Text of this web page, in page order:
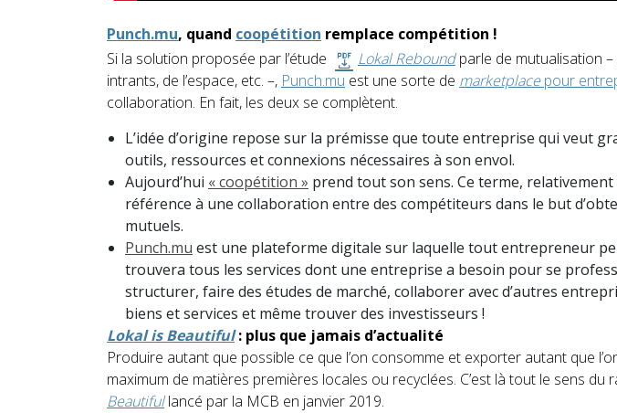
Punch.mu, quand coopétition remplace compétition !
Si la solution proposée par l’étude
Lokal Reboundparle de mutualisation
intrants, de l’espace, etc. –, Punch.mu est une sorte de marketplacepour
collaboration. En fait, les deux se complètent.
L’idée d’origine repose sur la prémisse que toute entreprise qui veut
outils, ressources et connexions nécessaires à son envol.
Aujourd’hui « coopétition » prend tout son sens. Ce terme,
référence à une collaboration entre des compétiteurs dans le but
mutuels.
Punch.mu est une plateforme digitale sur laquelle tout entrepreneur
trouvera tous les services dont une entreprise a besoin pour se
structurer, faire des études de marché, collaborer avec d’autres
biens et services et même trouver des investisseurs !
Lokal is Beautiful: plus que jamais d’actualité
Produire autant que possible ce que l’on consomme et exporter autant que
maximum de matières premières locales ou recyclées. C’est là tout le sens du
Beautifullancé par la MCB en janvier 2019.